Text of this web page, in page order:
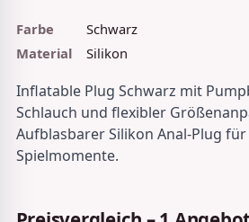
Farbe
Schwarz
Material
Silikon
Inflatable Plug Schwarz mit
Schlauch und flexibler
Aufblasbarer Silikon Anal-Plug
Spielmomente.